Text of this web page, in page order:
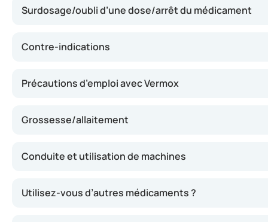
Surdosage/oubli d’une dose/arrêt du médicament
Contre-indications
Précautions d’emploi avec Vermox
Grossesse/allaitement
Conduite et utilisation de machines
Utilisez-vous d’autres médicaments ?